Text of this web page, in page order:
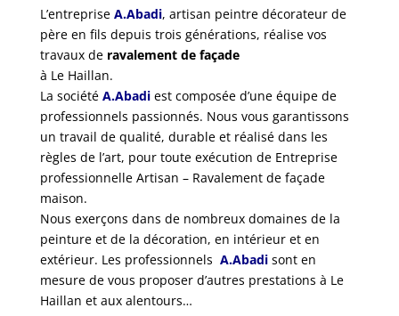
L’entreprise A.Abadi, artisan peintre décorateur de
père en fils depuis trois générations, réalise vos
travaux de ravalement de façade
à Le Haillan.
La société A.Abadiest composée d’une équipe de
professionnels passionnés. Nous vous garantissons
un travail de qualité, durable et réalisé dans les
règles de l’art, pour toute exécution de Entreprise
professionnelle Artisan – Ravalement de façade
maison.
Nous exerçons dans de nombreux domaines de la
peinture et de la décoration, en intérieur et en
extérieur. Les professionnels A.Abadisont en
mesure de vous proposer d’autres prestations à Le
Haillan et aux alentours…